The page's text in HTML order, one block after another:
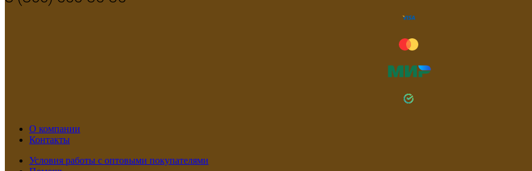
О компании
Контакты
Условия работы с оптовыми покупателями